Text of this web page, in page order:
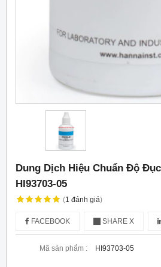
Dung Dịch Hiệu Chuẩn Độ
HI93703-05
(1 đánh giá)
FACEBOOK SHARE X
Mã sản phẩm : HI93703-05